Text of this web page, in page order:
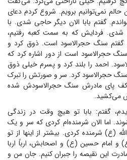
حالم نمی‌توانیم برویم. شروع کردم دعای
گفتم بابا الان دیگر حاجی شدی. با
شدی. فردایش که به سمت کعبه رفتیم،
سنگ حجر‌الاسود است. ذوق کرد و
حجرالاسود است از دور اشاره کرد که
احمد را بلند کرد و پسرم خیلی ذوق
حجرالاسود کرد. سر و صورتش را تبرک
کف پای مادرش سنگ حجرالاسودش شده
می‌کشید.
گفتم: بابا تو هیچ وقت در زندگی
اما الان شرمنده‌ام کردی که سر و یک
(ع) شرمنده کردی. بیشتر از اینها از تو
و امام حسین (ع) و اصحابش، ارباً اربا
این نقیصه را جبران کنیم. جان من و